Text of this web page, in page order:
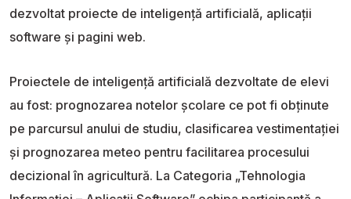
dezvoltat proiecte de inteligență artificială, aplicații
software și pagini web.
Proiectele de inteligență artificială dezvoltate de elevi
au fost: prognozarea notelor școlare ce pot fi obținute
pe parcursul anului de studiu, clasificarea vestimentației
și prognozarea meteo pentru facilitarea procesului
decizional în agricultură. La Categoria „Tehnologia